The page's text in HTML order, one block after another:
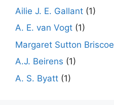
Ailie J. E. Gallant (1)
A. E. van Vogt (1)
Margaret Sutton Briscoe
A.J. Beirens (1)
A. S. Byatt (1)